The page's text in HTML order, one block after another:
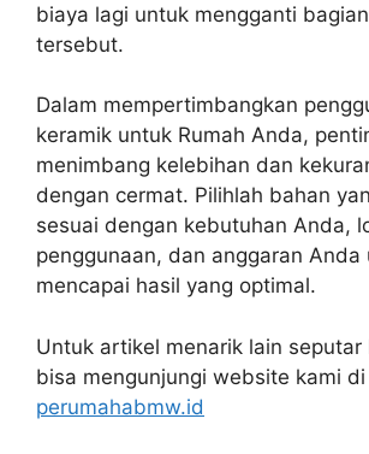
biaya lagi untuk mengganti
tersebut.
Dalam mempertimbangkan
keramik untuk Rumah Anda,
menimbang kelebihan dan
dengan cermat. Pilihlah bahan
sesuai dengan kebutuhan Anda,
penggunaan, dan anggaran Anda
mencapai hasil yang optimal.
Untuk artikel menarik lain seputar
bisa mengunjungi website kami di
perumahabmw.id